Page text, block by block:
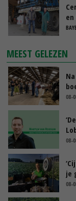
MEEST GELEZEN
08-
08-
je
08-